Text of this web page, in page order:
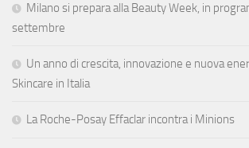
Milano si prepara alla Beauty Week, in
settembre
Un anno di crescita, innovazione e nuova
Skincare in Italia
La Roche-Posay Effaclar incontra i Minions